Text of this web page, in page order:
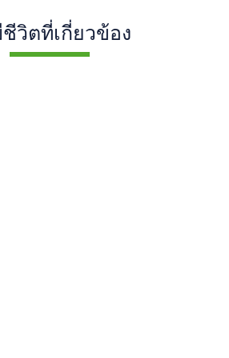
วิตที่เกี่ยวข้อง